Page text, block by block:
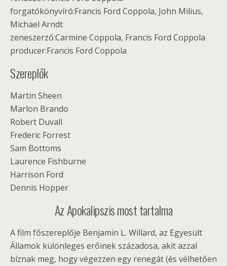
forgatókönyvíró:Francis Ford Coppola, John Milius,
Michael Arndt
zeneszerző:Carmine Coppola, Francis Ford Coppola
producer:Francis Ford Coppola
Szereplők
Martin Sheen
Marlon Brando
Robert Duvall
Frederic Forrest
Sam Bottoms
Laurence Fishburne
Harrison Ford
Dennis Hopper
Az Apokalipszis most tartalma
A film főszereplője Benjamin L. Willard, az Egyesült
Államok különleges erőinek századosa, akit azzal
bíznak meg, hogy végezzen egy renegát (és vélhetően